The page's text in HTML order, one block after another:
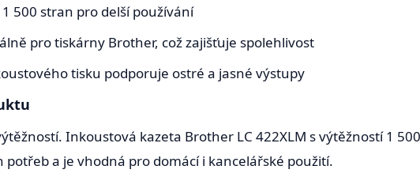
500 stran pro delší používání
pro tiskárny Brother, což zajišťuje spolehlivost
tisku podporuje ostré a jasné výstupy
Inkoustová kazeta Brother LC 422XLM s výtěžností 1
potřeb a je vhodná pro domácí i kancelářské použití.